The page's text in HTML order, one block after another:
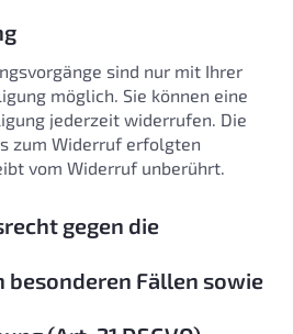
sind nur mit Ihrer
möglich. Sie können eine
jederzeit widerrufen. Die
zum Widerruf erfolgten
vom Widerruf unberührt.
gegen die
besonderen Fällen sowie